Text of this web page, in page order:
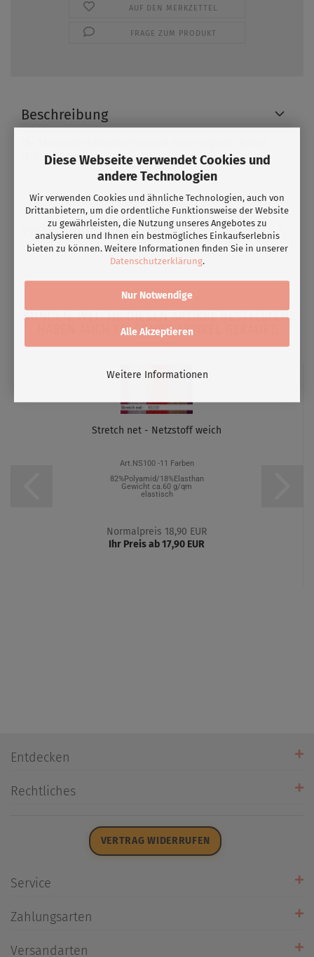
Diese Webseite verwendet Cookies und
andere Technologien
Wir verwenden Cookies und ähnliche Technologien, auch von
Drittanbietern, um die ordentliche Funktionsweise der Website
zu gewährleisten, die Nutzung unseres Angebotes zu
analysieren und Ihnen ein bestmögliches Einkaufserlebnis
bieten zu können. Weitere Informationen finden Sie in unserer
Datenschutzerklärung.
Alle Akzeptieren
Nur Notwendige
Weitere Informationen
AUF DEN MERKZETTEL
FRAGE ZUM PRODUKT
Beschreibung
Hotfix, Klebesteine.
Versandoptionen/ Lieferzeit
KUNDEN, WELCHE DIESEN ARTIKEL BESTELLTEN,
HABEN AUCH FOLGENDE ARTIKEL GEKAUFT:
Stretch net - Netzstoff weich
Art.NS100 -11 Farben
82%Polyamid/18%Elasthan
Gewicht ca.60 g/qm
elastisch
Normalpreis 18,90 EUR
Ihr Preis ab 17,90 EUR
Entdecken
Öffnungszeiten
Rechtliches
VERTRAG WIDERRUFEN
Service
Rückrufservice
Umtausch/Rücksendung
Zahlungsarten
Versandarten